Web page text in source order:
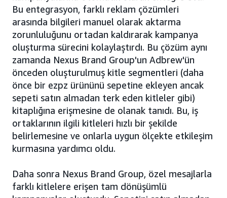
Bu entegrasyon, farklı reklam çözümleri
arasında bilgileri manuel olarak aktarma
zorunluluğunu ortadan kaldırarak kampanya
oluşturma sürecini kolaylaştırdı. Bu çözüm aynı
zamanda Nexus Brand Group'un Adbrew'ün
önceden oluşturulmuş kitle segmentleri (daha
önce bir ezpz ürününü sepetine ekleyen ancak
sepeti satın almadan terk eden kitleler gibi)
kitaplığına erişmesine de olanak tanıdı. Bu, iş
ortaklarının ilgili kitleleri hızlı bir şekilde
belirlemesine ve onlarla uygun ölçekte etkileşim
kurmasına yardımcı oldu.
Daha sonra Nexus Brand Group, özel mesajlarla
farklı kitlelere erişen tam dönüşümlü